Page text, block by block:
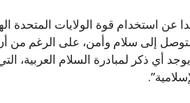
عن استخدام قوة الولايات المتحدة
إلى سلام وأمن، على الرغم من